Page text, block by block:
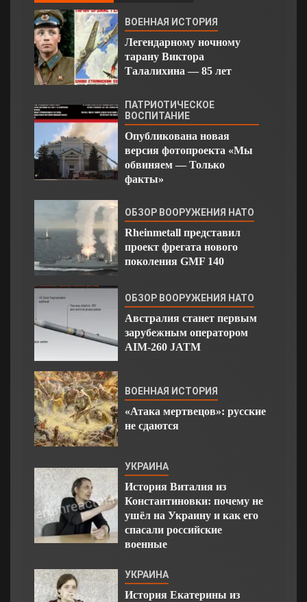
ВОЕННАЯ ИСТОРИЯ
Легендарному ночному
тарану Виктора
Талалихина — 85 лет
ПАТРИОТИЧЕСКОЕ
ВОСПИТАНИЕ
Опубликована новая
версия фотопроекта «Мы
обвиняем — Только
факты»
ОБЗОР ВООРУЖЕНИЯ НАТО
Rheinmetall представил
проект фрегата нового
поколения GMF 140
ОБЗОР ВООРУЖЕНИЯ НАТО
Австралия станет первым
зарубежным оператором
AIM-260 JATM
ВОЕННАЯ ИСТОРИЯ
«Атака мертвецов»: русские
не сдаются
УКРАИНА
История Виталия из
Константиновки: почему не
ушёл на Украину и как его
спасали российские
военные
УКРАИНА
История Екатерины из